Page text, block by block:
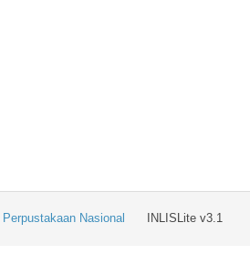
INLISLite v3.1
Perpustakaan Nasional